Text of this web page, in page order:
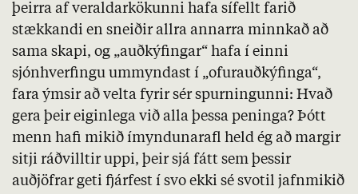
þeirra af veraldarkökunni hafa sífellt farið
stækkandi en sneiðir allra annarra minnkað að
sama skapi, og „auðkýfingar“ hafa í einni
sjónhverfingu ummyndast í „ofurauðkýfinga“,
fara ýmsir að velta fyrir sér spurningunni: Hvað
gera þeir eiginlega við alla þessa peninga? Þótt
menn hafi mikið ímyndunarafl held ég að margir
sitji ráðvilltir uppi, þeir sjá fátt sem þessir
auðjöfrar geti fjárfest í svo ekki sé svotil jafnmikið